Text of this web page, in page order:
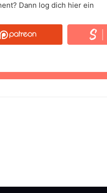
Dann log dich hier ein